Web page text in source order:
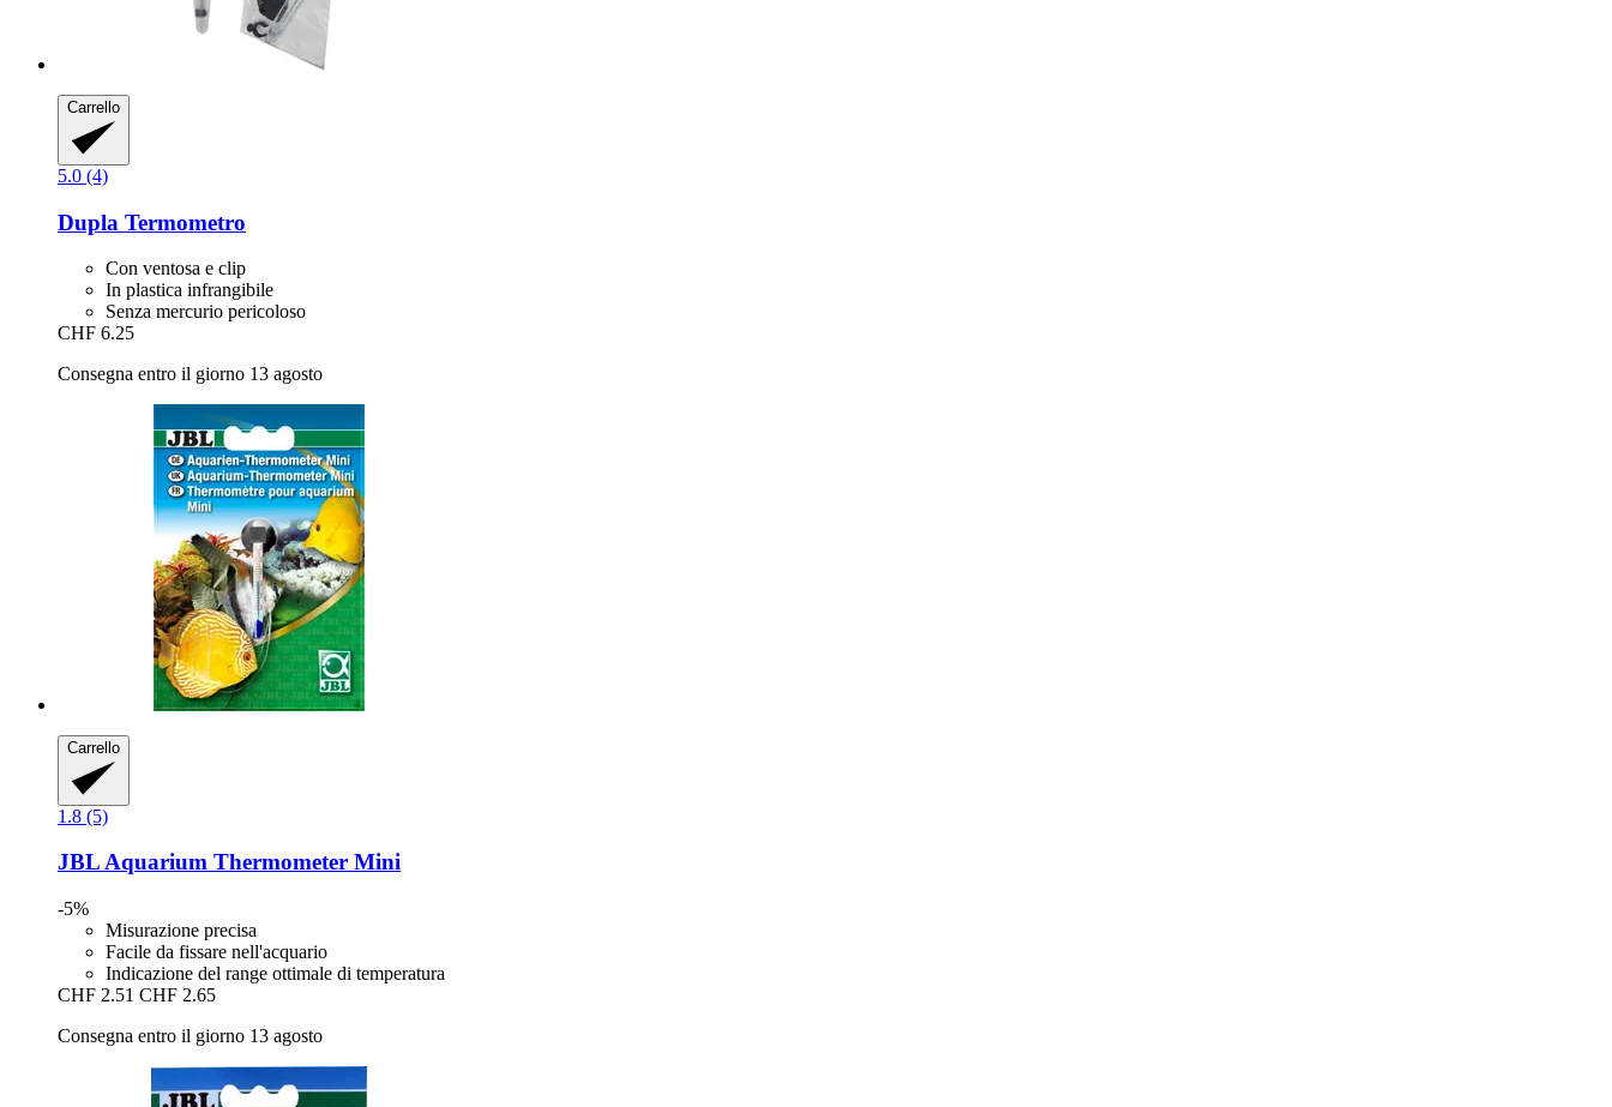
Carrello
5.0 (4)
Dupla Termometro
Con ventosa e clip
In plastica infrangibile
Senza mercurio pericoloso
CHF 6.25
Consegna entro il giorno 13 agosto
Carrello
1.8 (5)
JBLAquarium Thermometer Mini
-5%
Misurazione precisa
Facile da fissare nell'acquario
Indicazione del range ottimale di temperatura
CHF 2.51 CHF 2.65
Consegna entro il giorno 13 agosto